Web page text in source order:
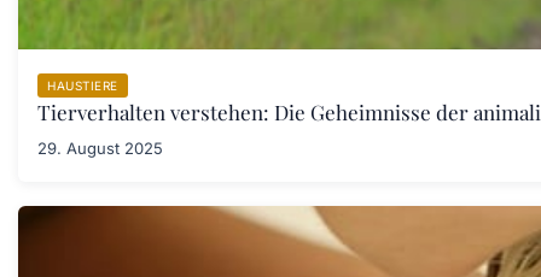
HAUSTIERE
Tierverhalten verstehen: Die Geheimnisse der
29. August 2025